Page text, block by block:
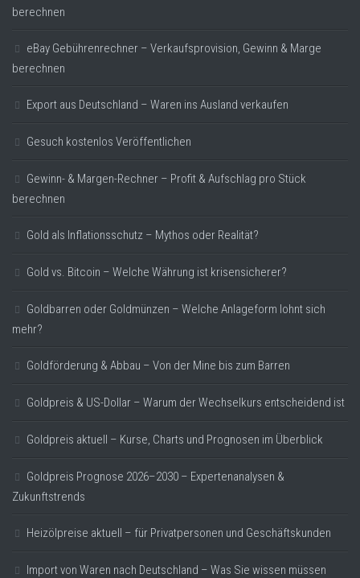
berechnen
eBay Gebührenrechner – Verkaufsprovision, Gewinn & Marge
berechnen
Export aus Deutschland – Waren ins Ausland verkaufen
Gesuch kostenlos Veröffentlichen
Gewinn- & Margen-Rechner – Profit & Aufschlag pro Stück
berechnen
Gold als Inflationsschutz – Mythos oder Realität?
Gold vs. Bitcoin – Welche Währung ist krisensicherer?
Goldbarren oder Goldmünzen – Welche Anlageform lohnt sich
mehr?
Goldförderung & Abbau – Von der Mine bis zum Barren
Goldpreis & US-Dollar – Warum der Wechselkurs entscheidend ist
Goldpreis aktuell – Kurse, Charts und Prognosen im Überblick
Goldpreis Prognose 2026–2030 – Expertenanalysen &
Zukunftstrends
Heizölpreise aktuell – für Privatpersonen und Geschäftskunden
Import von Waren nach Deutschland – Was Sie wissen müssen